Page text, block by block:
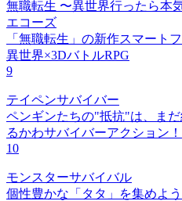
無職転生 〜異世界行ったら本
エコーズ
「無職転生」の新作スマート
異世界×3DバトルRPG
9
テイペンサバイバー
ペンギンたちの"抵抗"は、ま
るかわサバイバーアクション！
10
モンスターサバイバル
個性豊かな「タタ」を集めよ